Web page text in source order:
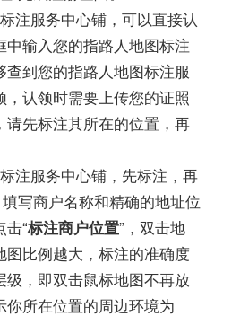
注服务中心铺，可以直接认
输入您的指路人地图标注
到您的指路人地图标注服
认领时需要上传您的证照
请先标注其所在的位置，再
注服务中心铺，先标注，再
写商户名称和精确的地址位
“标注商户位置”，双击地
图比例越大，标注的准确度
级，即双击鼠标地图不再放
你所在位置的周边环境为